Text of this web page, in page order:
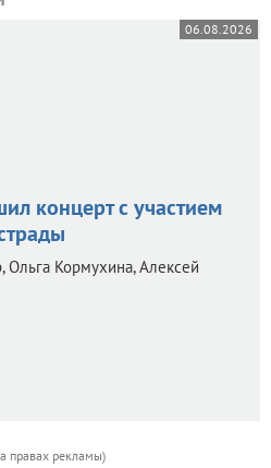
06.08.2026
концерт с участием
Кормухина, Алексей
правах рекламы)